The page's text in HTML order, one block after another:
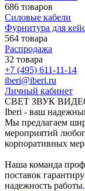
686 товаров
Силовые кабели
Фурнитура для
564 товара
Распродажа
32 товара
+7 (495) 611-11-14
iberi@iberi.ru
Личный кабинет
СВЕТ ЗВУК
Iberi - ваш
Мы предлагаем
мероприятий
корпоративных
Наша команда
поставок
надежность работы.